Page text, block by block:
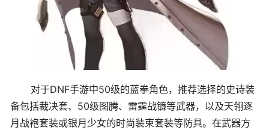
对于DNF手游中50级的蓝拳角色，推荐选择的史诗装
备包括裁决套、50级图腾、雷霆战镰等武器，以及天翎逐
月战袍套装或银月少女的时尚装束套装等防具。在武器方